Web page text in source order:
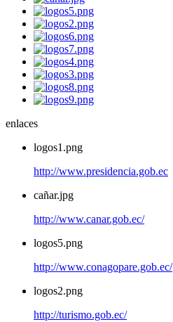
enlaces
logos1.png
http://www.presidencia.gob.ec
cañar.jpg
http://www.canar.gob.ec/
logos5.png
http://www.conagopare.gob.ec/
logos2.png
http://turismo.gob.ec/